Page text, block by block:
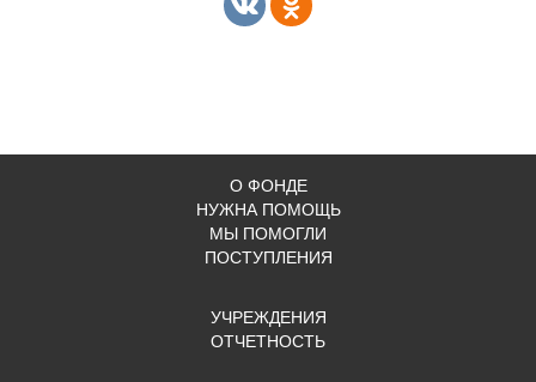
О ФОНДЕ
НУЖНА ПОМОЩЬ
МЫ ПОМОГЛИ
ПОСТУПЛЕНИЯ
УЧРЕЖДЕНИЯ
ОТЧЕТНОСТЬ